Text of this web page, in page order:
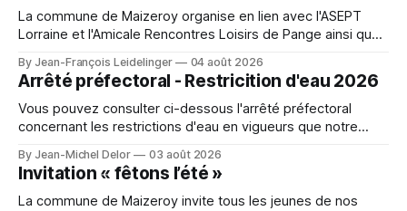
La commune de Maizeroy organise en lien avec l'ASEPT
Lorraine et l'Amicale Rencontres Loisirs de Pange ainsi que
ateliers. Ceux ci se dérouleront à Maizeroy pour la partie
Bien vivre chez soi et à Pange pour l'
By Jean-François Leidelinger 04 août 2026
Arrêté préfectoral - Restricition d'eau 2026
Vous pouvez consulter ci-dessous l'arrêté préfectoral
concernant les restrictions d'eau en vigueurs que notre
with comfort during events or photo shoots. Lighting can
change how textures and colours appear in photographs.
For event preparation, Space Ereshkigal cosplay
By Jean-Michel Delor 03 août 2026
Invitation « fêtons l’été »
La commune de Maizeroy invite tous les jeunes de nos